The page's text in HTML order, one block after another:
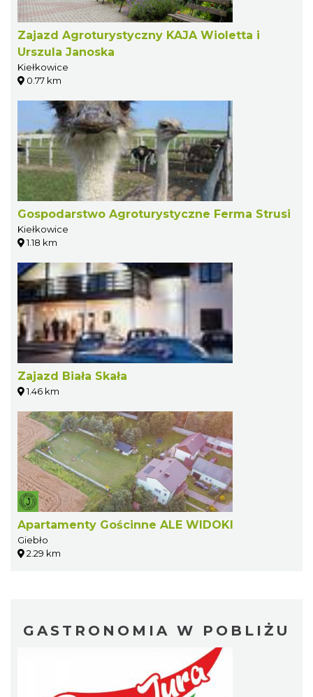
Zajazd Agroturystyczny KAJA Wioletta i
Urszula Janoska
Kiełkowice
0.77 km
Gospodarstwo Agroturystyczne Ferma Strusi
Kiełkowice
1.18 km
Zajazd Biała Skała
1.46 km
Apartamenty Gościnne ALE WIDOKI
Giebło
2.29 km
GASTRONOMIA W POBLIŻU